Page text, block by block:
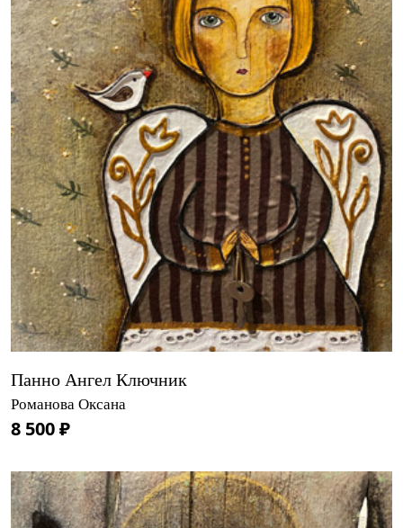
Панно Ангел Ключник
Романова Оксана
8 500 ₽